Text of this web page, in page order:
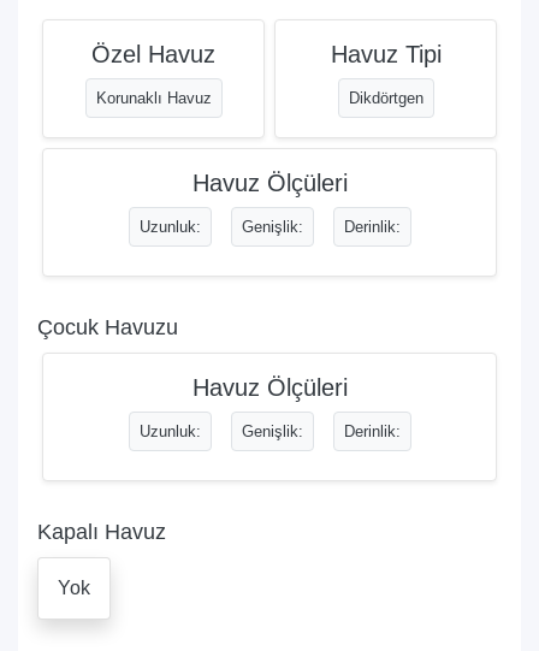
Özel Havuz
Korunaklı Havuz
Havuz Tipi
Dikdörtgen
Havuz Ölçüleri
Uzunluk: Genişlik: Derinlik:
Çocuk Havuzu
Havuz Ölçüleri
Uzunluk: Genişlik: Derinlik:
Kapalı Havuz
Yok